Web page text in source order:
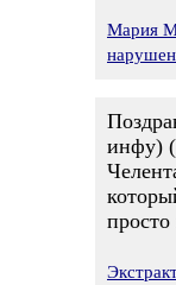
Мария
инфу)
просто